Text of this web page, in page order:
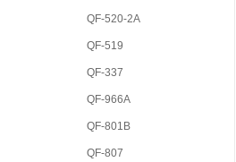
QF-520-2A
QF-519
QF-337
QF-966A
QF-801B
QF-807